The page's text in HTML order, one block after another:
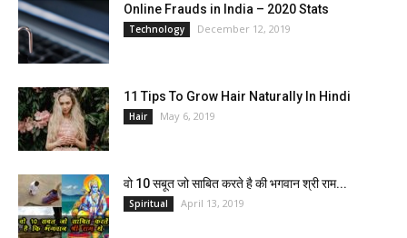
Online Frauds in India – 2020 Stats
Technology December 12, 2019
11 Tips To Grow Hair Naturally In Hindi
Hair May 6, 2019
वो 10 सबूत जो साबित करते है की भगवान श्री राम...
Spiritual April 13, 2019